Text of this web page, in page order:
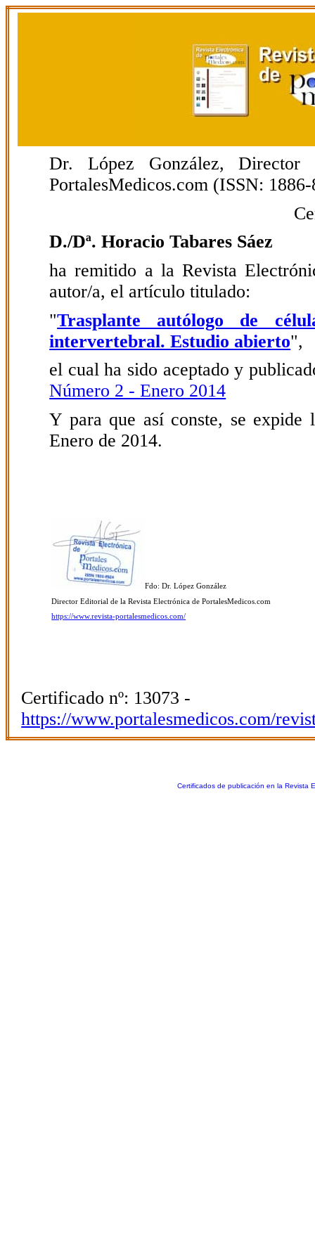
Dr. López González,
PortalesMedicos.com (ISSN:
D./Dª. Horacio Tabares Sáez
ha remitido a la Revista
autor/a, el artículo titulado:
"Trasplante autólogo de
intervertebral. Estudio abierto",
el cual ha sido aceptado y
Número 2 - Enero 2014
Y para que así conste, se
Enero de 2014.
Fdo: Dr. López González
Director Editorial de la Revista Electrónica de PortalesMedicos.com
https://www.revista-portalesmedicos.com/
Certificado nº: 13073 -
https://www.portalesmedicos.com/
Certificados de publicación en la Revista